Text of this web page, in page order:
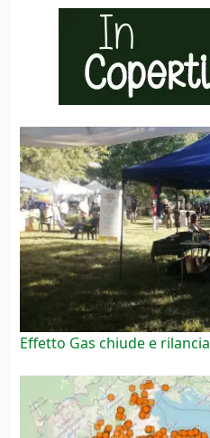
Effetto Gas chiude e rilancia